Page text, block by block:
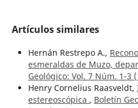
Artículos similares
Hernán Restrepo A.,
esmeraldas de Muzo,
Geológico: Vol. 7 Núm. 1-3
Henry Cornelius Raasveldt,
estereoscópica , Boletín